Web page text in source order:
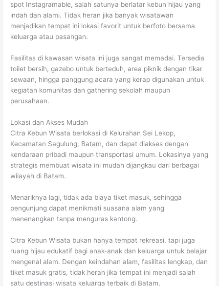
spot Instagramable, salah satunya berlatar kebun hijau yang
indah dan alami. Tidak heran jika banyak wisatawan
menjadikan tempat ini lokasi favorit untuk berfoto bersama
keluarga atau pasangan.
Fasilitas di kawasan wisata ini juga sangat memadai. Tersedia
toilet bersih, gazebo untuk berteduh, area piknik dengan tikar
sewaan, hingga panggung acara yang kerap digunakan untuk
kegiatan komunitas dan gathering sekolah maupun
perusahaan.
Lokasi dan Akses Mudah
Citra Kebun Wisata berlokasi di Kelurahan Sei Lekop,
Kecamatan Sagulung, Batam, dan dapat diakses dengan
kendaraan pribadi maupun transportasi umum. Lokasinya yang
strategis membuat wisata ini mudah dijangkau dari berbagai
wilayah di Batam.
Menariknya lagi, tidak ada biaya tiket masuk, sehingga
pengunjung dapat menikmati suasana alam yang
menenangkan tanpa menguras kantong.
Citra Kebun Wisata bukan hanya tempat rekreasi, tapi juga
ruang hijau edukatif bagi anak-anak dan keluarga untuk belajar
mengenal alam. Dengan keindahan alam, fasilitas lengkap, dan
tiket masuk gratis, tidak heran jika tempat ini menjadi salah
satu destinasi wisata keluarga terbaik di Batam.